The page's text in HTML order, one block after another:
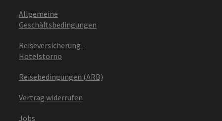
Allgemeine
Geschäftsbedingungen
Reiseversicherung -
Hotelstorno
Reisebedingungen (ARB)
Vertrag widerrufen
Jobs